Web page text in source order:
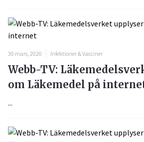
30 mars, 2020 Infektioner & Vacciner
Webb-TV:
om Läkemedel på
...